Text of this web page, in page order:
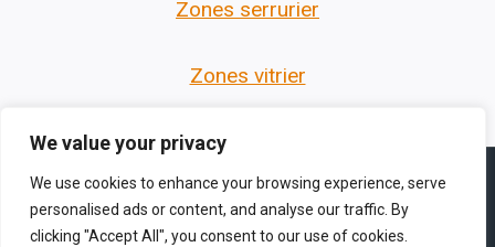
We value your privacy
We use cookies to enhance your browsing experience, serve
personalised ads or content, and analyse our traffic. By
clicking "Accept All", you consent to our use of cookies.
Zones serrurier
Zones vitrier